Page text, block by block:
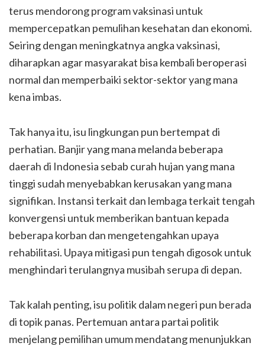
terus mendorong program vaksinasi untuk
mempercepatkan pemulihan kesehatan dan ekonomi.
Seiring dengan meningkatnya angka vaksinasi,
diharapkan agar masyarakat bisa kembali beroperasi
normal dan memperbaiki sektor-sektor yang mana
kena imbas.
Tak hanya itu, isu lingkungan pun bertempat di
perhatian. Banjir yang mana melanda beberapa
daerah di Indonesia sebab curah hujan yang mana
tinggi sudah menyebabkan kerusakan yang mana
signifikan. Instansi terkait dan lembaga terkait tengah
konvergensi untuk memberikan bantuan kepada
beberapa korban dan mengetengahkan upaya
rehabilitasi. Upaya mitigasi pun tengah digosok untuk
menghindari terulangnya musibah serupa di depan.
Tak kalah penting, isu politik dalam negeri pun berada
di topik panas. Pertemuan antara partai politik
menjelang pemilihan umum mendatang menunjukkan